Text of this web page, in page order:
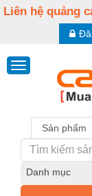
Liên hệ quảng
Sản phẩm
Danh mục